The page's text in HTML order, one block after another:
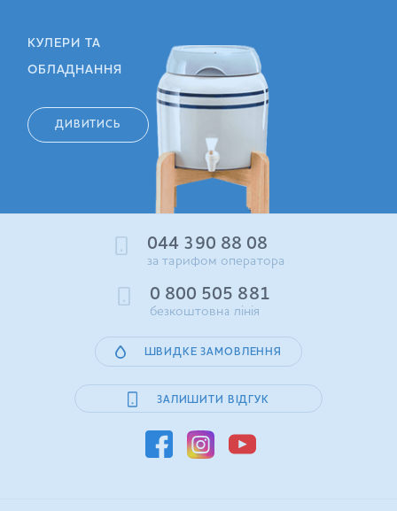
КУЛЕРИ ТА
ОБЛАДНАННЯ
ДИВИТИСЬ
044 390 88 08
за тарифом оператора
0 800 505 881
безкоштовна лінія
ШВИДКЕ ЗАМОВЛЕННЯ
ЗАЛИШИТИ ВІДГУК